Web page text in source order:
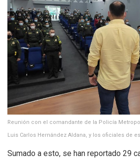
Reunión con el comandante de la Policía
Luis Carlos Hernández Aldana, y los oficiales de
Sumado a esto, se han reportado 29